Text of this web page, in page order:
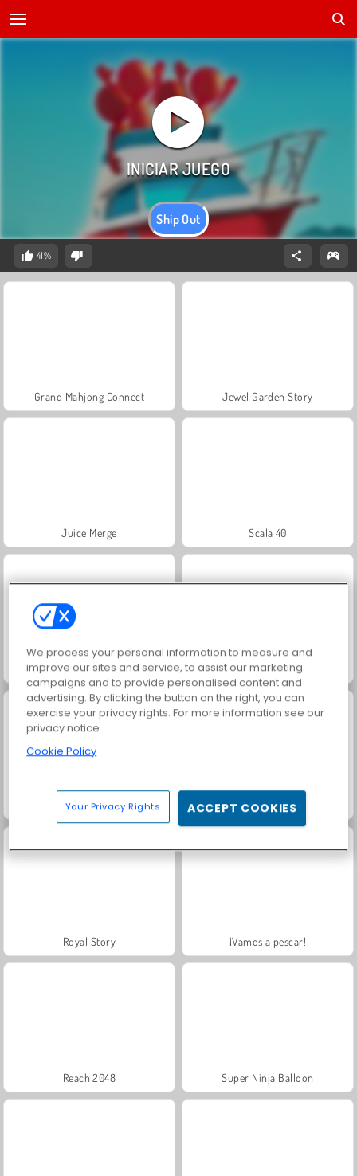
Ship Out
41%
Grand Mahjong Connect Jewel Garden Story
Juice Merge Scala 40
Solitaire Social Trollface Quest: USA 2
Masha and the Bear: Meadows Farm Merge Valley
Royal Story ¡Vamos a pescar!
Reach 2048 Super Ninja Balloon
We process your personal information to measure and
improve our sites and service, to assist our marketing
campaigns and to provide personalised content and
advertising. By clicking the button on the right, you can
exercise your privacy rights. For more information see our
privacy notice
Cookie Policy
Your Privacy Rights ACCEPT COOKIES